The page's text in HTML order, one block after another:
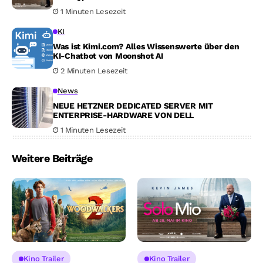
1 Minuten Lesezeit
KI
Was ist Kimi.com? Alles Wissenswerte über den
KI-Chatbot von Moonshot AI
2 Minuten Lesezeit
News
NEUE HETZNER DEDICATED SERVER MIT
ENTERPRISE-HARDWARE VON DELL
1 Minuten Lesezeit
Weitere Beiträge
Kino Trailer Kino Trailer